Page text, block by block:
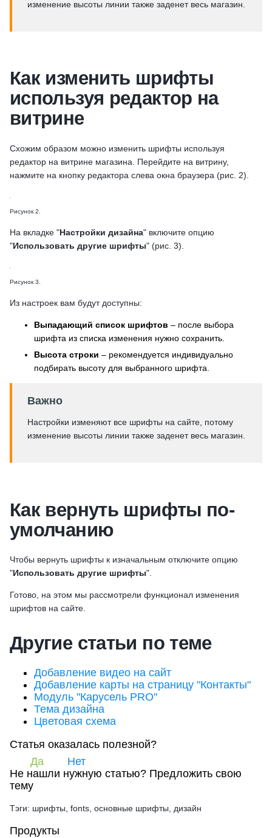
изменение высоты линии также заденет весь магазин.
Как изменить шрифты
используя редактор на
витрине
Схожим образом можно изменить шрифты используя
редактор на витрине магазина. Перейдите на витрину,
нажмите на кнопку редактора слева окна браузера (рис. 2).
Рисунок 2.
На вкладке "Настройки дизайна" включите опцию
"Использовать другие шрифты" (рис. 3).
Рисунок 3.
Из настроек вам будут доступны:
Выпадающий список шрифтов – после выбора
шрифта из списка изменения нужно сохранить.
Высота строки – рекомендуется индивидуально
подбирать высоту для выбранного шрифта.
Важно
Настройки изменяют все шрифты на сайте, потому
изменение высоты линии также заденет весь магазин.
Как вернуть шрифты по-
умолчанию
Чтобы вернуть шрифты к изначальным отключите опцию
"Использовать другие шрифты".
Готово, на этом мы рассмотрели функционал изменения
шрифтов на сайте.
Другие статьи по теме
Добавление видео на сайт
Добавление карты на страницу "Контакты"
Модуль "Карусель PRO"
Тема дизайна
Цветовая схема
Статья оказалась полезной?
Да
Нет
Не нашли нужную статью? Предложить свою
тему
Тэги: шрифты, fonts, основные шрифты, дизайн
Продукты